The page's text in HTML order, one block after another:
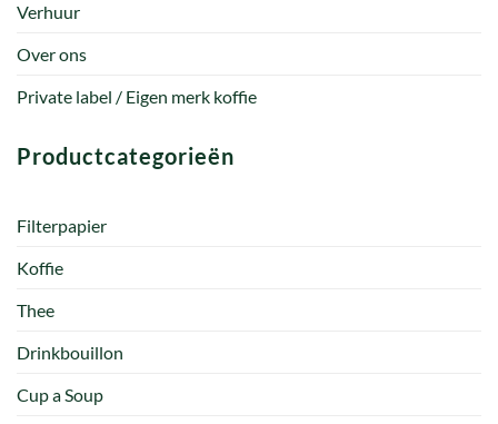
Verhuur
Over ons
Private label / Eigen merk koffie
Productcategorieën
Filterpapier
Koffie
Thee
Drinkbouillon
Cup a Soup